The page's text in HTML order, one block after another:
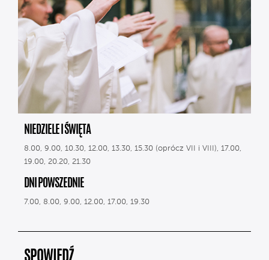
NIEDZIELE I ŚWIĘTA
8.00, 9.00, 10.30, 12.00, 13.30, 15.30 (oprócz VII i VIII), 17.00,
19.00, 20.20, 21.30
DNI POWSZEDNIE
7.00, 8.00, 9.00, 12.00, 17.00, 19.30